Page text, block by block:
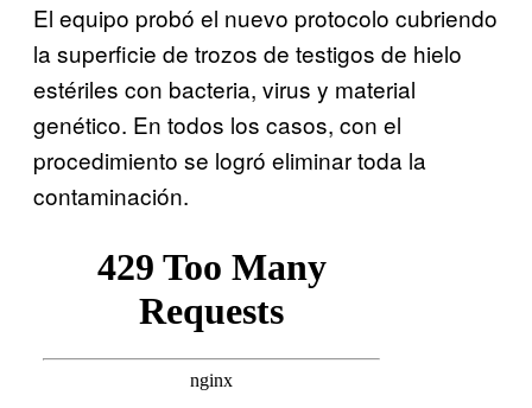
El equipo probó el nuevo protocolo cubriendo
la superficie de trozos de testigos de hielo
estériles con bacteria, virus y material
genético. En todos los casos, con el
procedimiento se logró eliminar toda la
contaminación.